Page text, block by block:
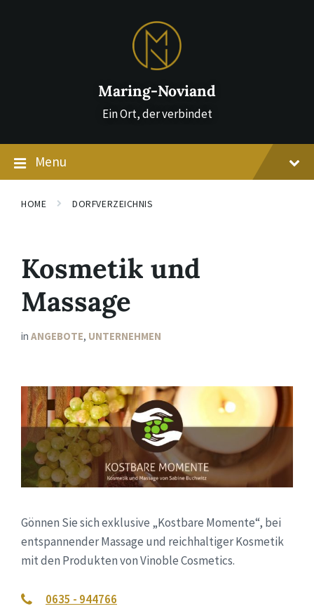
Maring-Noviand
Ein Ort, der verbindet
Menu
HOME DORFVERZEICHNIS
Kosmetik und
Massage
in ANGEBOTE, UNTERNEHMEN
Gönnen Sie sich exklusive „Kostbare Momente“, bei
entspannender Massage und reichhaltiger Kosmetik
mit den Produkten von Vinoble Cosmetics.
0635 - 944766